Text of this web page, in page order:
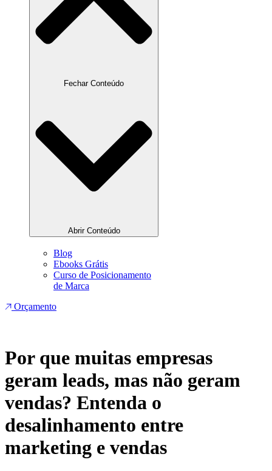
Fechar Conteúdo
Abrir Conteúdo
Blog
Ebooks Grátis
Curso de Posicionamento
de Marca
Orçamento
Por que muitas empresas
geram leads, mas não geram
vendas? Entenda o
desalinhamento entre
marketing e vendas